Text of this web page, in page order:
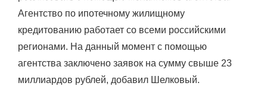
Агентство по ипотечному жилищному
кредитованию работает со всеми российскими
регионами. На данный момент с помощью
агентства заключено заявок на сумму свыше 23
миллиардов рублей, добавил Шелковый.